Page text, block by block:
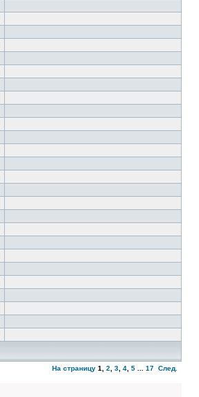
На страницу 1 2 3 4 5 17 След.